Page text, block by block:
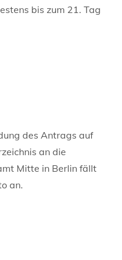
bis zum 21. Tag
des Antrags auf
an die
Mitte in Berlin fällt
an.